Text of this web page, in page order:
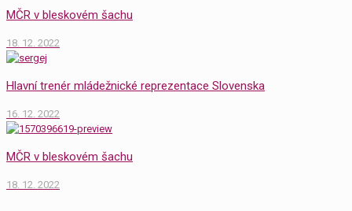
MČR v bleskovém šachu
18. 12. 2022
Hlavní trenér mládežnické reprezentace Slovenska
16. 12. 2022
MČR v bleskovém šachu
18. 12. 2022